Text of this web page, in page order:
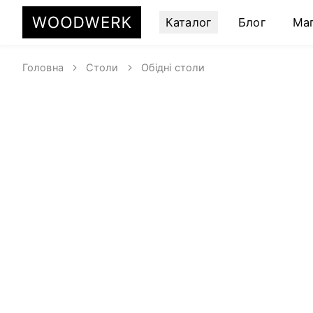
Каталог Блог
Головна Столи Обідні столи